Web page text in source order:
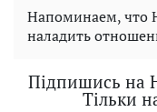
Напоминаем, что
наладить
Підпишись на
Тільки